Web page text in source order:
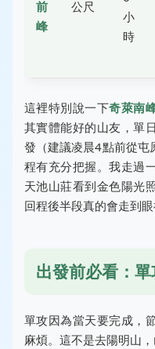
前
峰
公尺
小
時
這裡特別說一下奇萊南
其實體能好的山友，單
發（建議凌晨4點前從屯
程有充分把握。我走過
天池山莊看到金色陽光
回程後半段真的會走到眼
出發前必看：
單攻因為當天要完成，
麻煩。這不是去陽明山